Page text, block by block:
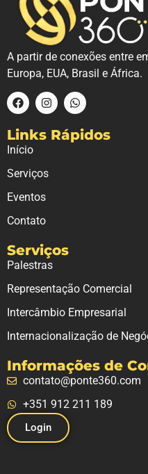
A partir de conexões entre
Europa, EUA, Brasil e África.
Links Rápidos
Início
Serviços
Eventos
Contato
Serviços
Palestras
Representação Comercial
Intercâmbio Empresarial
Internacionalização de
Informações de
contato@ponte360.com
+351 912 211 189
Login